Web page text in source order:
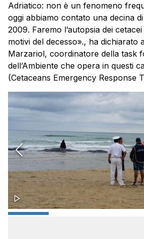
Adriatico: non è un fenomeno
oggi abbiamo contato una decina
2009. Faremo l’autopsia dei
motivi del decesso»., ha dichiarato
Marzariol, coordinatore della task
dell’Ambiente che opera in questi
(Cetaceans Emergency Response